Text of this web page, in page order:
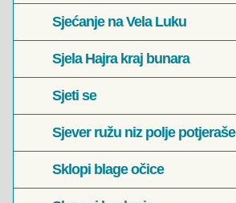
Sjećanje na Vela Luku
Sjela Hajra kraj bunara
Sjeti se
Sjever ružu niz polje potjeraše
Sklopi blage očice